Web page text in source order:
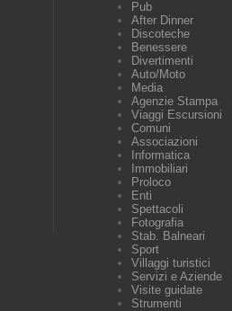
Pub
After Dinner
Discoteche
Benessere
Divertimenti
Auto/Moto
Media
Agenzie Stampa
Viaggi Escursioni
Comuni
Associazioni
Informatica
Immobiliari
Proloco
Enti
Spettacoli
Fotografia
Stab. Balneari
Sport
Villaggi turistici
Servizi e Aziende
Visite guidate
Strumenti